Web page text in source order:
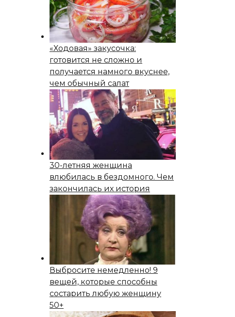
«Ходовая» закусочка:
готовится не сложно и
получается намного вкуснее,
чем обычный салат
30-летняя женщина
влюбилась в бездомного. Чем
закончилась их история
Выбросите немедленно! 9
вещей, которые способны
состapить любую женщину
50+